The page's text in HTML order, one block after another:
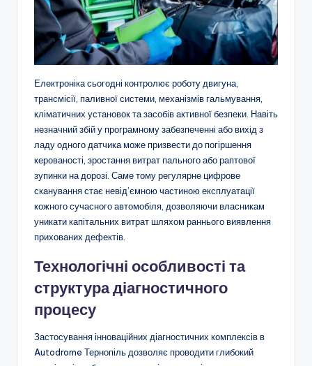
Електроніка сьогодні контролює роботу двигуна,
трансмісії, паливної системи, механізмів гальмування,
кліматичних установок та засобів активної безпеки. Навіть
незначний збій у програмному забезпеченні або вихід з
ладу одного датчика може призвести до погіршення
керованості, зростання витрат пального або раптової
зупинки на дорозі. Саме тому регулярне цифрове
сканування стає невід’ємною частиною експлуатації
кожного сучасного автомобіля, дозволяючи власникам
уникати капітальних витрат шляхом раннього виявлення
прихованих дефектів.
Технологічні особливості та
структура діагностичного
процесу
Застосування інноваційних діагностичних комплексів в
Autodrome Тернопіль дозволяє проводити глибокий